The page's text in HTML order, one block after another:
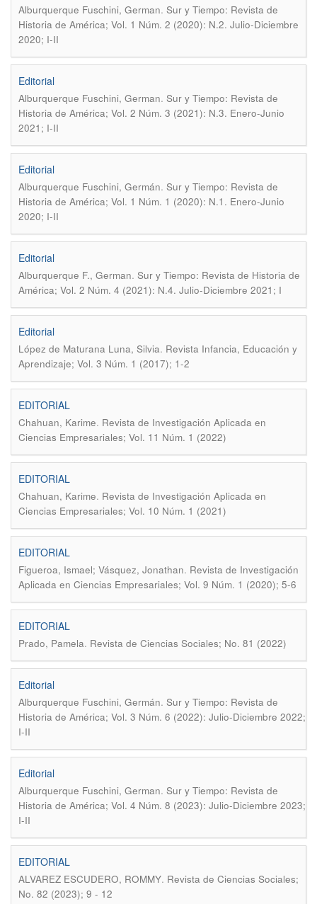
Alburquerque Fuschini, German. Sur y Tiempo: Revista de
Historia de América; Vol. 1 Núm. 2 (2020): N.2. Julio-Diciembre
2020; I-II
Editorial
Alburquerque Fuschini, German. Sur y Tiempo: Revista de
Historia de América; Vol. 2 Núm. 3 (2021): N.3. Enero-Junio
2021; I-II
Editorial
Alburquerque Fuschini, Germán. Sur y Tiempo: Revista de
Historia de América; Vol. 1 Núm. 1 (2020): N.1. Enero-Junio
2020; I-II
Editorial
Alburquerque F., German. Sur y Tiempo: Revista de Historia de
América; Vol. 2 Núm. 4 (2021): N.4. Julio-Diciembre 2021; I
Editorial
López de Maturana Luna, Silvia. Revista Infancia, Educación y
Aprendizaje; Vol. 3 Núm. 1 (2017); 1-2
EDITORIAL
Chahuan, Karime. Revista de Investigación Aplicada en
Ciencias Empresariales; Vol. 11 Núm. 1 (2022)
EDITORIAL
Chahuan, Karime. Revista de Investigación Aplicada en
Ciencias Empresariales; Vol. 10 Núm. 1 (2021)
EDITORIAL
Figueroa, Ismael; Vásquez, Jonathan. Revista de Investigación
Aplicada en Ciencias Empresariales; Vol. 9 Núm. 1 (2020); 5-6
EDITORIAL
Prado, Pamela. Revista de Ciencias Sociales; No. 81 (2022)
Editorial
Alburquerque Fuschini, Germán. Sur y Tiempo: Revista de
Historia de América; Vol. 3 Núm. 6 (2022): Julio-Diciembre 2022;
I-II
Editorial
Alburquerque Fuschini, German. Sur y Tiempo: Revista de
Historia de América; Vol. 4 Núm. 8 (2023): Julio-Diciembre 2023;
I-II
EDITORIAL
ALVAREZ ESCUDERO, ROMMY. Revista de Ciencias Sociales;
No. 82 (2023); 9 - 12